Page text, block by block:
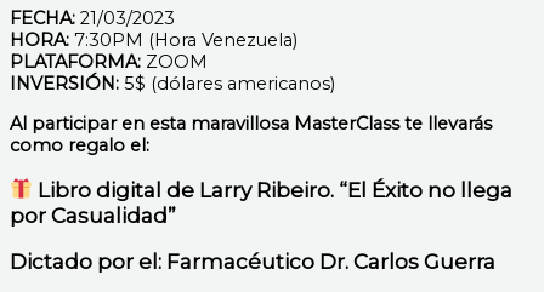
FECHA: 21/03/2023
HORA: 7:30PM (Hora Venezuela)
PLATAFORMA: ZOOM
INVERSIÓN: 5$ (dólares americanos)
Al participar en esta maravillosa MasterClass te llevarás
como regalo el:
Libro digital de Larry Ribeiro. “El Éxito no llega
por Casualidad”
Dictado por el: Farmacéutico Dr. Carlos Guerra